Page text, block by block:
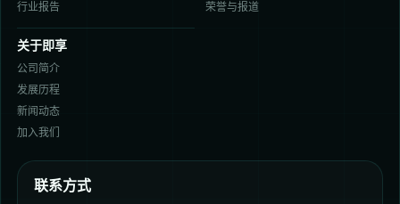
行业报告
荣誉与报道
关于即享
公司简介
发展历程
新闻动态
加入我们
联系方式